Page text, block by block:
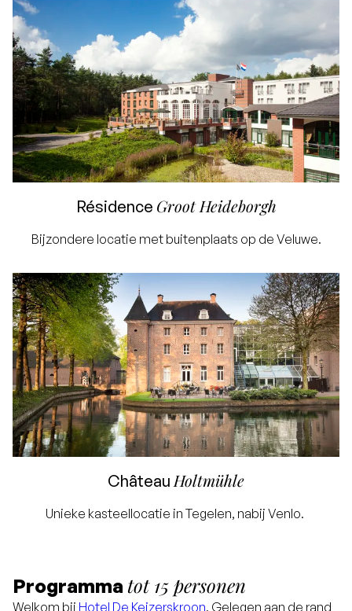
Résidence Groot Heideborgh
Bijzondere locatie met buitenplaats op de Veluwe.
Château Holtmühle
Unieke kasteellocatie in Tegelen, nabij Venlo.
Programma tot 15 personen
Welkom bij Hotel De Keizerskroon. Gelegen aan de rand